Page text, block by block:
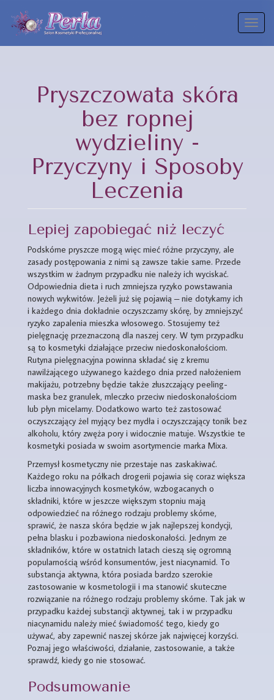
Pryszczowata skóra
bez ropnej
wydzieliny -
Przyczyny i Sposoby
Leczenia
Lepiej zapobiegać niż leczyć
Podskórne pryszcze mogą więc mieć różne przyczyny, ale
zasady postępowania z nimi są zawsze takie same. Przede
wszystkim w żadnym przypadku nie należy ich wyciskać.
Odpowiednia dieta i ruch zmniejsza ryzyko powstawania
nowych wykwitów. Jeżeli już się pojawią – nie dotykamy ich
i każdego dnia dokładnie oczyszczamy skórę, by zmniejszyć
ryzyko zapalenia mieszka włosowego. Stosujemy też
pielęgnację przeznaczoną dla naszej cery. W tym przypadku
są to kosmetyki działające przeciw niedoskonałościom.
Rutyna pielęgnacyjna powinna składać się z kremu
nawilżającego używanego każdego dnia przed nałożeniem
makijażu, potrzebny będzie także złuszczający peeling-
maska bez granulek, mleczko przeciw niedoskonałościom
lub płyn micelarny. Dodatkowo warto też zastosować
oczyszczający żel myjący bez mydła i oczyszczający tonik bez
alkoholu, który zwęża pory i widocznie matuje. Wszystkie te
kosmetyki posiada w swoim asortymencie marka Mixa.
Przemysł kosmetyczny nie przestaje nas zaskakiwać.
Każdego roku na półkach drogerii pojawia się coraz większa
liczba innowacyjnych kosmetyków, wzbogacanych o
składniki, które w jeszcze większym stopniu mają
odpowiedzieć na różnego rodzaju problemy skórne,
sprawić, że nasza skóra będzie w jak najlepszej kondycji,
pełna blasku i pozbawiona niedoskonałości. Jednym ze
składników, które w ostatnich latach cieszą się ogromną
popularnością wśród konsumentów, jest niacynamid. To
substancja aktywna, która posiada bardzo szerokie
zastosowanie w kosmetologii i ma stanowić skuteczne
rozwiązanie na różnego rodzaju problemy skórne. Tak jak w
przypadku każdej substancji aktywnej, tak i w przypadku
niacynamidu należy mieć świadomość tego, kiedy go
używać, aby zapewnić naszej skórze jak najwięcej korzyści.
Poznaj jego właściwości, działanie, zastosowanie, a także
sprawdź, kiedy go nie stosować.
Podsumowanie